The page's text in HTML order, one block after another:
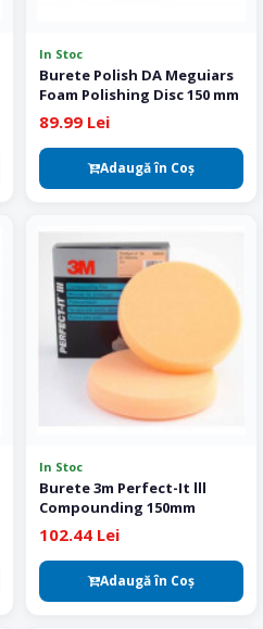
In Stoc
Burete Polish DA Meguiars
Foam Polishing Disc 150 mm
89.99 Lei
Adaugă în Coş
In Stoc
Burete 3m Perfect-It lll
Compounding 150mm
102.44 Lei
Adaugă în Coş